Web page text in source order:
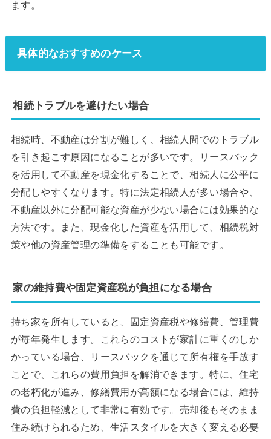
ます。
具体的なおすすめのケース
相続トラブルを避けたい場合
相続時、不動産は分割が難しく、相続人間でのトラブル
を引き起こす原因になることが多いです。リースバック
を活用して不動産を現金化することで、相続人に公平に
分配しやすくなります。特に法定相続人が多い場合や、
不動産以外に分配可能な資産が少ない場合には効果的な
方法です。また、現金化した資産を活用して、相続税対
策や他の資産管理の準備をすることも可能です。
家の維持費や固定資産税が負担になる場合
持ち家を所有していると、固定資産税や修繕費、管理費
が毎年発生します。これらのコストが家計に重くのしか
かっている場合、リースバックを通じて所有権を手放す
ことで、これらの費用負担を解消できます。特に、住宅
の老朽化が進み、修繕費用が高額になる場合には、維持
費の負担軽減として非常に有効です。売却後もそのまま
住み続けられるため、生活スタイルを大きく変える必要